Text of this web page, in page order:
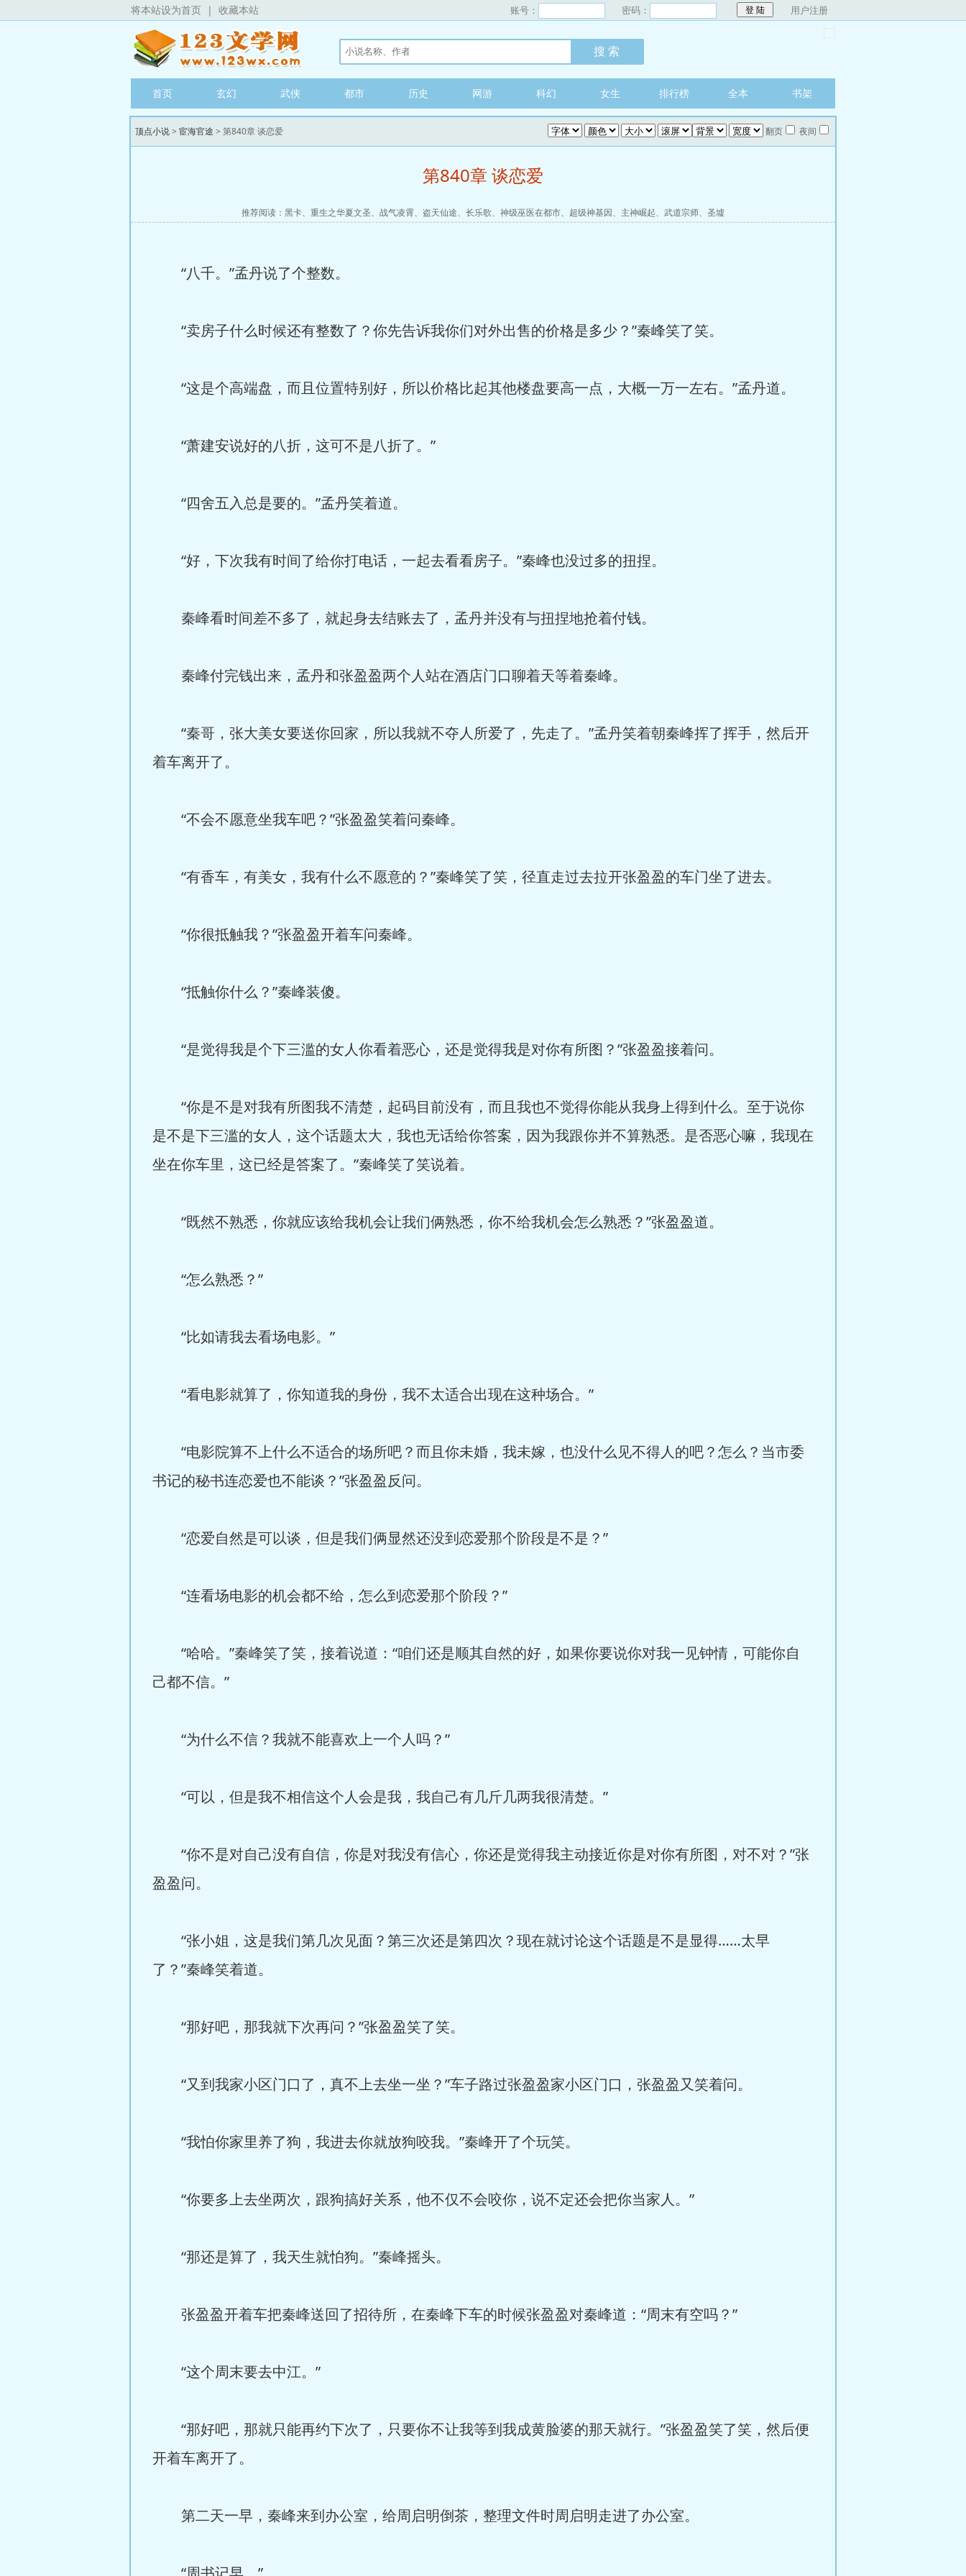
将本站设为首页 | 收藏本站 账号： 密码： 用户注册
首页 玄幻 武侠 都市 历史 网游 科幻 女生 排行榜 全本 书架
顶点小说> 宦海官途 > 第840章 谈恋爱 翻页 夜间
第840章 谈恋爱
推荐阅读： 黑卡、 重生之华夏文圣、 战气凌霄、 盗天仙途、 长乐歌、 神级巫医在都市、 超级神基因、 主神崛起、 武道宗师、 圣墟
“八千。”孟丹说了个整数。
“卖房子什么时候还有整数了？你先告诉我你们对外出售的价格是多少？”秦峰笑了笑。
“这是个高端盘，而且位置特别好，所以价格比起其他楼盘要高一点，大概一万一左右。”孟丹道。
“萧建安说好的八折，这可不是八折了。”
“四舍五入总是要的。”孟丹笑着道。
“好，下次我有时间了给你打电话，一起去看看房子。”秦峰也没过多的扭捏。
秦峰看时间差不多了，就起身去结账去了，孟丹并没有与扭捏地抢着付钱。
秦峰付完钱出来，孟丹和张盈盈两个人站在酒店门口聊着天等着秦峰。
“秦哥，张大美女要送你回家，所以我就不夺人所爱了，先走了。”孟丹笑着朝秦峰挥了挥手，然后开
着车离开了。
“不会不愿意坐我车吧？”张盈盈笑着问秦峰。
“有香车，有美女，我有什么不愿意的？”秦峰笑了笑，径直走过去拉开张盈盈的车门坐了进去。
“你很抵触我？”张盈盈开着车问秦峰。
“抵触你什么？”秦峰装傻。
“是觉得我是个下三滥的女人你看着恶心，还是觉得我是对你有所图？”张盈盈接着问。
“你是不是对我有所图我不清楚，起码目前没有，而且我也不觉得你能从我身上得到什么。至于说你
是不是下三滥的女人，这个话题太大，我也无话给你答案，因为我跟你并不算熟悉。是否恶心嘛，我现在
坐在你车里，这已经是答案了。”秦峰笑了笑说着。
“既然不熟悉，你就应该给我机会让我们俩熟悉，你不给我机会怎么熟悉？”张盈盈道。
“怎么熟悉？”
“比如请我去看场电影。”
“看电影就算了，你知道我的身份，我不太适合出现在这种场合。”
“电影院算不上什么不适合的场所吧？而且你未婚，我未嫁，也没什么见不得人的吧？怎么？当市委
书记的秘书连恋爱也不能谈？”张盈盈反问。
“恋爱自然是可以谈，但是我们俩显然还没到恋爱那个阶段是不是？”
“连看场电影的机会都不给，怎么到恋爱那个阶段？”
“哈哈。”秦峰笑了笑，接着说道：“咱们还是顺其自然的好，如果你要说你对我一见钟情，可能你自
己都不信。”
“为什么不信？我就不能喜欢上一个人吗？”
“可以，但是我不相信这个人会是我，我自己有几斤几两我很清楚。”
“你不是对自己没有自信，你是对我没有信心，你还是觉得我主动接近你是对你有所图，对不对？”张
盈盈问。
“张小姐，这是我们第几次见面？第三次还是第四次？现在就讨论这个话题是不是显得……太早
了？”秦峰笑着道。
“那好吧，那我就下次再问？”张盈盈笑了笑。
“又到我家小区门口了，真不上去坐一坐？”车子路过张盈盈家小区门口，张盈盈又笑着问。
“我怕你家里养了狗，我进去你就放狗咬我。”秦峰开了个玩笑。
“你要多上去坐两次，跟狗搞好关系，他不仅不会咬你，说不定还会把你当家人。”
“那还是算了，我天生就怕狗。”秦峰摇头。
张盈盈开着车把秦峰送回了招待所，在秦峰下车的时候张盈盈对秦峰道：“周末有空吗？”
“这个周末要去中江。”
“那好吧，那就只能再约下次了，只要你不让我等到我成黄脸婆的那天就行。”张盈盈笑了笑，然后便
开着车离开了。
第二天一早，秦峰来到办公室，给周启明倒茶，整理文件时周启明走进了办公室。